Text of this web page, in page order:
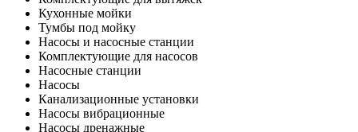
Кухонные мойки
Тумбы под мойку
Насосы и насосные станции
Комплектующие для насосов
Насосные станции
Насосы
Канализационные установки
Насосы вибрационные
Насосы дренажные